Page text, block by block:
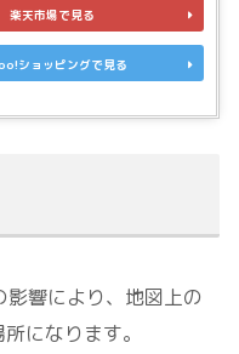
楽天市場で見る
ショッピングで見る
響により、地図上の
になります。